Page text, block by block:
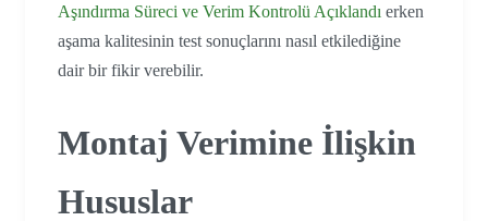
Aşındırma Süreci ve Verim Kontrolü Açıklandı erken
aşama kalitesinin test sonuçlarını nasıl etkilediğine
dair bir fikir verebilir.
Montaj Verimine İlişkin
Hususlar